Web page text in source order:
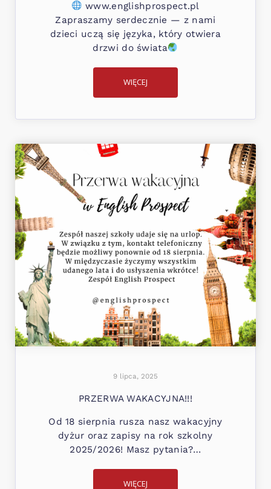
www.englishprospect.pl
Zapraszamy serdecznie — z nami
dzieci uczą się języka, który otwiera
drzwi do świata
WIĘCEJ
9 lipca, 2025
PRZERWA WAKACYJNA!!!
Od 18 sierpnia rusza nasz wakacyjny
dyżur oraz zapisy na rok szkolny
2025/2026! Masz pytania?…
WIĘCEJ